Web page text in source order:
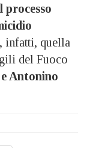
processo
infatti, quella
del Fuoco
Antonino